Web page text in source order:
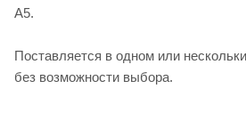
А5.
Поставляется в одном или
без возможности выбора.